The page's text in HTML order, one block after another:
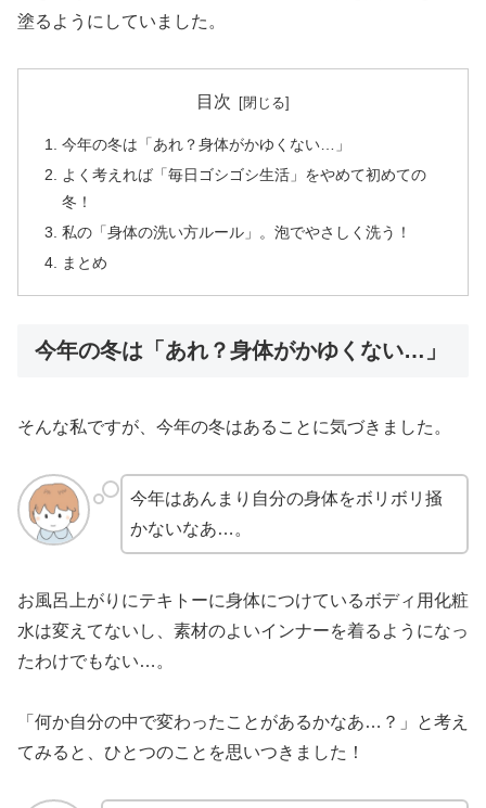
塗るようにしていました。
目次
今年の冬は「あれ？身体がかゆくない…」
よく考えれば「毎日ゴシゴシ生活」をやめて初めての
冬！
私の「身体の洗い方ルール」。泡でやさしく洗う！
まとめ
今年の冬は「あれ？身体がかゆくない…」
そんな私ですが、今年の冬はあることに気づきました。
今年はあんまり自分の身体をボリボリ掻
かないなあ…。
お風呂上がりにテキトーに身体につけているボディ用化粧
水は変えてないし、素材のよいインナーを着るようになっ
たわけでもない…。
「何か自分の中で変わったことがあるかなあ…？」と考え
てみると、ひとつのことを思いつきました！